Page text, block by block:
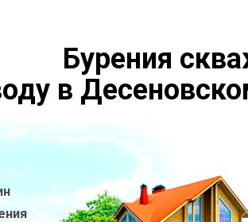
Бурения
в